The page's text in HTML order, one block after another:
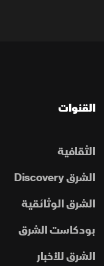
القنوات
الثقافية
الشرق Discovery
الشرق الوثائقية
بودكاست الشرق
الشرق للأخبار